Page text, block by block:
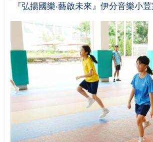
『弘揚國樂‧藝啟未來』伊分音樂小